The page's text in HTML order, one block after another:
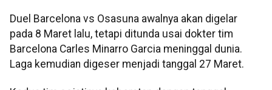
Duel Barcelona vs Osasuna awalnya akan digelar
pada 8 Maret lalu, tetapi ditunda usai dokter tim
Barcelona Carles Minarro Garcia meninggal dunia.
Laga kemudian digeser menjadi tanggal 27 Maret.